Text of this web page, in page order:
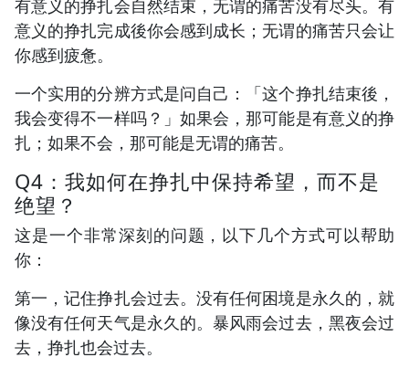
有意义的挣扎会自然结束，无谓的痛苦没有尽头。有
意义的挣扎完成後你会感到成长；无谓的痛苦只会让
你感到疲惫。
一个实用的分辨方式是问自己：「这个挣扎结束後，
我会变得不一样吗？」如果会，那可能是有意义的挣
扎；如果不会，那可能是无谓的痛苦。
Q4：我如何在挣扎中保持希望，而不是
绝望？
这是一个非常深刻的问题，以下几个方式可以帮助
你：
第一，记住挣扎会过去。没有任何困境是永久的，就
像没有任何天气是永久的。暴风雨会过去，黑夜会过
去，挣扎也会过去。